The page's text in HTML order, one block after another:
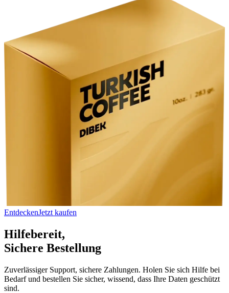
EntdeckenJetzt kaufen
Hilfebereit,
Sichere Bestellung
Zuverlässiger Support, sichere Zahlungen. Holen Sie sich Hilfe bei
Bedarf und bestellen Sie sicher, wissend, dass Ihre Daten geschützt
sind.